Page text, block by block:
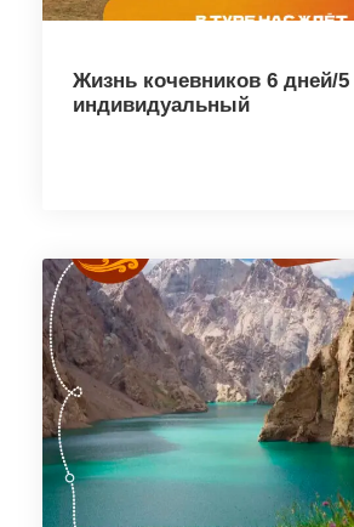
Жизнь кочевников 6 дней/
индивидуальный